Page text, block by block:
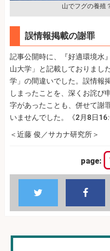
山でフグの養殖
誤情報掲載の謝罪
記事公開時に、『好適環境水
山大学」と記載しておりまし
学」の間違いでした。誤情報
しまったことを、深くお詫び
字があったことも、併せて謝
いませんでした。《2月8日
＜近藤 俊／サカナ研究所＞
page: